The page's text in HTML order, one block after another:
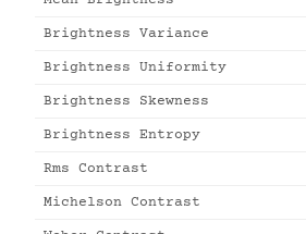
Brightness Variance
Brightness Uniformity
Brightness Skewness
Brightness Entropy
Rms Contrast
Michelson Contrast